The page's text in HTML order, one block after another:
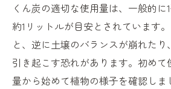
くん炭の適切な使用量は、一般的に
約1リットルが目安とされています
と、逆に土壌のバランスが崩れた
引き起こす恐れがあります。初め
量から始めて植物の様子を確認しま